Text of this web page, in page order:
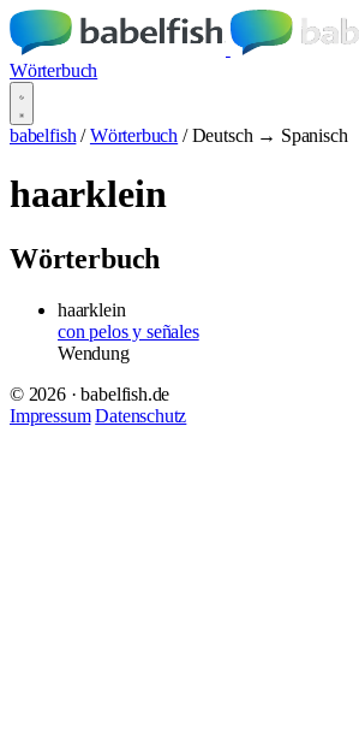
Wörterbuch
babelfish / Wörterbuch / Deutsch → Spanisch
haarklein
Wörterbuch
haarklein
con pelos y señales
Wendung
© 2026 · babelfish.de
Impressum Datenschutz